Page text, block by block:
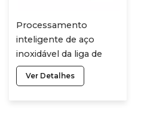
Processamento
inteligente de aço
inoxidável da liga de
fabricação dos
prendedores da caixa
Ver Detalhes